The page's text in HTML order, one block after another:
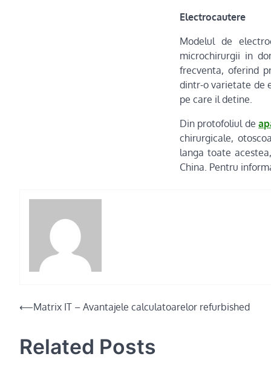
Electrocautere
Modelul de
microchirurgii in
frecventa, oferind
dintr-o varietate de
pe care il detine.
Din protofoliul de
chirurgicale,
langa toate
China. Pentru
Post
⟵Matrix IT – Avantajele calculatoarelor refurbished
Related Posts